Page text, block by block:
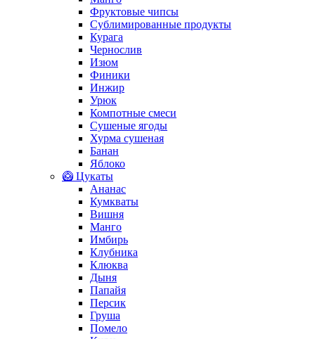
Фруктовые чипсы
Сублимированные продукты
Курага
Чернослив
Изюм
Финики
Инжир
Урюк
Компотные смеси
Сушеные ягоды
Хурма сушеная
Банан
Яблоко
🥝 Цукаты
Ананас
Кумкваты
Вишня
Манго
Имбирь
Клубника
Клюква
Дыня
Папайя
Персик
Груша
Помело